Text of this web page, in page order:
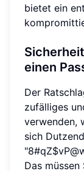
bietet ein
einen
Der
zufälliges
verwenden,
sich
Das müssen